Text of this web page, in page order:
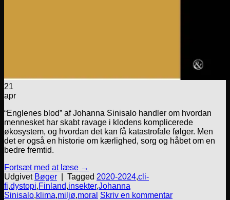
21
apr
“Englenes blod” af Johanna Sinisalo handler om hvordan
mennesket har skabt ravage i klodens komplicerede
økosystem, og hvordan det kan få katastrofale følger. Men
det er også en historie om kærlighed, sorg og håbet om en
bedre fremtid.
Fortsæt med at læse →
Udgivet Bøger Tagged 2020-2024,cli-
fi,dystopi,Finland,insekter,Johanna
Sinisalo,klima,miljø,moral Skriv en kommentar